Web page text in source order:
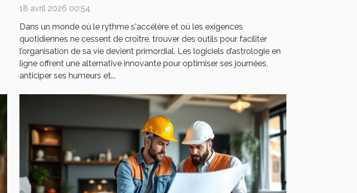
18 avril 2026 00:54
Dans un monde où le rythme s'accélère et où les exigences
quotidiennes ne cessent de croître, trouver des outils pour faciliter
l’organisation de sa vie devient primordial. Les logiciels d’astrologie en
ligne offrent une alternative innovante pour optimiser ses journées,
anticiper ses humeurs et...